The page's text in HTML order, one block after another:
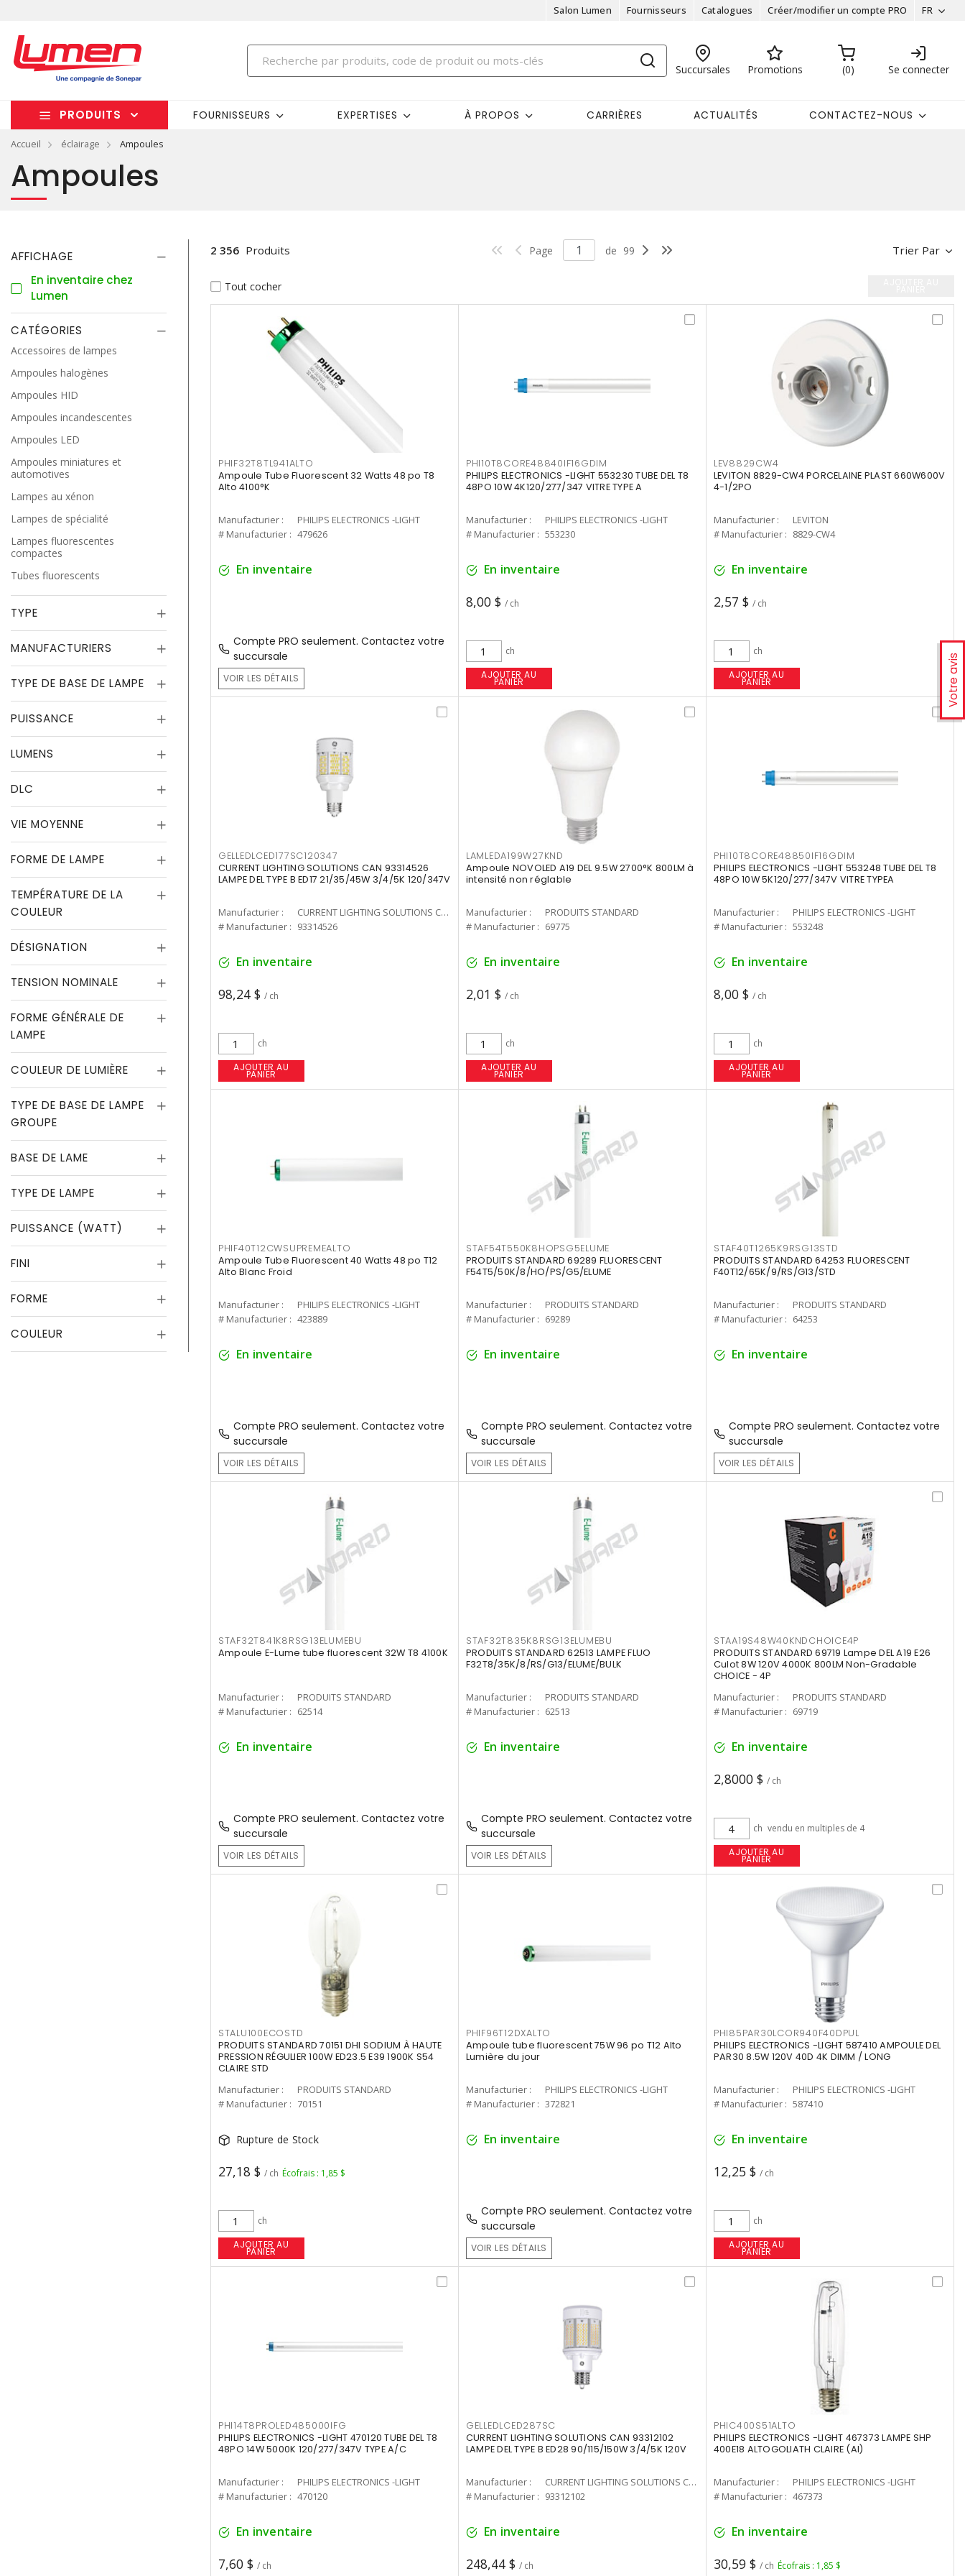
Salon Lumen Fournisseurs Catalogues Créer/modifier un compte PRO FR
Succursales Promotions 0 Se connecter
PRODUITS FOURNISSEURS EXPERTISES À PROPOS CARRIÈRES ACTUALITÉS CONTACTEZ-NOUS
Accueil éclairage Ampoules
Votre avis
Ampoules
AFFICHAGE
En inventaire chez
Lumen
CATÉGORIES
Accessoires de lampes
Ampoules halogènes
Ampoules HID
Ampoules incandescentes
Ampoules LED
Ampoules miniatures et
automotives
Lampes au xénon
Lampes de spécialité
Lampes fluorescentes
compactes
Tubes fluorescents
TYPE
MANUFACTURIERS
TYPE DE BASE DE LAMPE
PUISSANCE
LUMENS
DLC
VIE MOYENNE
FORME DE LAMPE
TEMPÉRATURE DE LA
COULEUR
DÉSIGNATION
TENSION NOMINALE
FORME GÉNÉRALE DE
LAMPE
COULEUR DE LUMIÈRE
TYPE DE BASE DE LAMPE
GROUPE
BASE DE LAME
TYPE DE LAMPE
PUISSANCE (WATT)
FINI
FORME
COULEUR
Trier Par
2 356 Produits Page de 99
Tout cocher
PHIF32T8TL941ALTO
Ampoule Tube Fluorescent 32 Watts 48 po T8
Alto 4100°K
Manufacturier :
PHILIPS ELECTRONICS -LIGHT
# Manufacturier : 479626
En inventaire
Compte PRO seulement. Contactez votre
succursale
VOIR LES DÉTAILS
PHI10T8CORE48840IF16GDIM
PHILIPS ELECTRONICS -LIGHT 553230 TUBE DEL T8
48PO 10W 4K120/277/347 VITRE TYPE A
Manufacturier :
PHILIPS ELECTRONICS -LIGHT
# Manufacturier : 553230
En inventaire
8,00 $ / ch
ch
AJOUTER AU
PANIER
LEV8829CW4
LEVITON 8829-CW4 PORCELAINE PLAST 660W600V
4-1/2PO
Manufacturier :
LEVITON
# Manufacturier : 8829-CW4
En inventaire
2,57 $ / ch
ch
AJOUTER AU
PANIER
GELLEDLCED177SC120347
CURRENT LIGHTING SOLUTIONS CAN 93314526
LAMPE DEL TYPE B ED17 21/35/45W 3/4/5K 120/347V
Manufacturier :
CURRENT LIGHTING SOLUTIONS CAN
# Manufacturier : 93314526
En inventaire
98,24 $ / ch
ch
AJOUTER AU
PANIER
LAMLEDA199W27KND
Ampoule NOVOLED A19 DEL 9.5W 2700°K 800LM à
intensité non réglable
Manufacturier :
PRODUITS STANDARD
# Manufacturier : 69775
En inventaire
2,01 $ / ch
ch
AJOUTER AU
PANIER
PHI10T8CORE48850IF16GDIM
PHILIPS ELECTRONICS -LIGHT 553248 TUBE DEL T8
48PO 10W 5K120/277/347V VITRE TYPEA
Manufacturier :
PHILIPS ELECTRONICS -LIGHT
# Manufacturier : 553248
En inventaire
8,00 $ / ch
ch
AJOUTER AU
PANIER
PHIF40T12CWSUPREMEALTO
Ampoule Tube Fluorescent 40 Watts 48 po T12
Alto Blanc Froid
Manufacturier :
PHILIPS ELECTRONICS -LIGHT
# Manufacturier : 423889
En inventaire
Compte PRO seulement. Contactez votre
succursale
VOIR LES DÉTAILS
STAF54T550K8HOPSG5ELUME
PRODUITS STANDARD 69289 FLUORESCENT
F54T5/50K/8/HO/PS/G5/ELUME
Manufacturier :
PRODUITS STANDARD
# Manufacturier : 69289
En inventaire
Compte PRO seulement. Contactez votre
succursale
VOIR LES DÉTAILS
STAF40T1265K9RSG13STD
PRODUITS STANDARD 64253 FLUORESCENT
F40T12/65K/9/RS/G13/STD
Manufacturier :
PRODUITS STANDARD
# Manufacturier : 64253
En inventaire
Compte PRO seulement. Contactez votre
succursale
VOIR LES DÉTAILS
STAF32T841K8RSG13ELUMEBU
Ampoule E-Lume tube fluorescent 32W T8 4100K
Manufacturier :
PRODUITS STANDARD
# Manufacturier : 62514
En inventaire
Compte PRO seulement. Contactez votre
succursale
VOIR LES DÉTAILS
STAF32T835K8RSG13ELUMEBU
PRODUITS STANDARD 62513 LAMPE FLUO
F32T8/35K/8/RS/G13/ELUME/BULK
Manufacturier :
PRODUITS STANDARD
# Manufacturier : 62513
En inventaire
Compte PRO seulement. Contactez votre
succursale
VOIR LES DÉTAILS
STAA19S48W40KNDCHOICE4P
PRODUITS STANDARD 69719 Lampe DEL A19 E26
Culot 8W 120V 4000K 800LM Non-Gradable
CHOICE - 4P
Manufacturier :
PRODUITS STANDARD
# Manufacturier : 69719
En inventaire
2,8000 $ / ch
ch vendu en multiples de 4
AJOUTER AU
PANIER
STALU100ECOSTD
PRODUITS STANDARD 70151 DHI SODIUM À HAUTE
PRESSION RÉGULIER 100W ED23.5 E39 1900K S54
CLAIRE STD
Manufacturier :
PRODUITS STANDARD
# Manufacturier : 70151
Rupture de Stock
27,18 $ / ch Écofrais : 1,85 $
ch
AJOUTER AU
PANIER
PHIF96T12DXALTO
Ampoule tube fluorescent 75W 96 po T12 Alto
Lumière du jour
Manufacturier :
PHILIPS ELECTRONICS -LIGHT
# Manufacturier : 372821
En inventaire
Compte PRO seulement. Contactez votre
succursale
VOIR LES DÉTAILS
PHI85PAR30LCOR940F40DPUL
PHILIPS ELECTRONICS -LIGHT 587410 AMPOULE DEL
PAR30 8.5W 120V 40D 4K DIMM / LONG
Manufacturier :
PHILIPS ELECTRONICS -LIGHT
# Manufacturier : 587410
En inventaire
12,25 $ / ch
ch
AJOUTER AU
PANIER
PHI14T8PROLED485000IFG
PHILIPS ELECTRONICS -LIGHT 470120 TUBE DEL T8
48PO 14W 5000K 120/277/347V TYPE A/C
Manufacturier :
PHILIPS ELECTRONICS -LIGHT
# Manufacturier : 470120
En inventaire
7,60 $ / ch
GELLEDLCED287SC
CURRENT LIGHTING SOLUTIONS CAN 93312102
LAMPE DEL TYPE B ED28 90/115/150W 3/4/5K 120V
Manufacturier :
CURRENT LIGHTING SOLUTIONS CAN
# Manufacturier : 93312102
En inventaire
248,44 $ / ch
PHIC400S51ALTO
PHILIPS ELECTRONICS -LIGHT 467373 LAMPE SHP
400E18 ALTOGOLIATH CLAIRE (AI)
Manufacturier :
PHILIPS ELECTRONICS -LIGHT
# Manufacturier : 467373
En inventaire
30,59 $ / ch Écofrais : 1,85 $